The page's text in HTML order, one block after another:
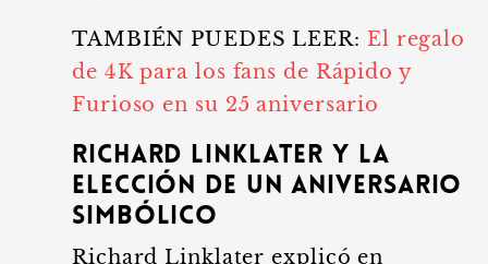
TAMBIÉN PUEDES LEER: El regalo
de 4K para los fans de Rápido y
Furioso en su 25 aniversario
Richard Linklater y la
elección de un aniversario
simbólico
Richard Linklater explicó en